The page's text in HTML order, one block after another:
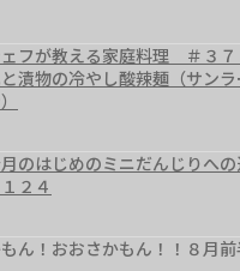
フが教える家庭料理 ＃３
漬物の冷やし酸辣麺（サンラ
のはじめのミニだんじりへ
２４
ん！おおさかもん！！８月前